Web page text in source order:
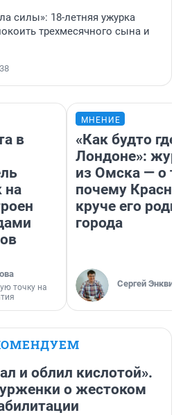
силы»: 18-летняя ужурка
трехмесячного сына и
38
в
на
точку на
МНЕНИЕ
«Как будто
Лондоне»:
из Омска — о
почему
круче его
города
Сергей Энквист
и облил кислотой».
о жестоком